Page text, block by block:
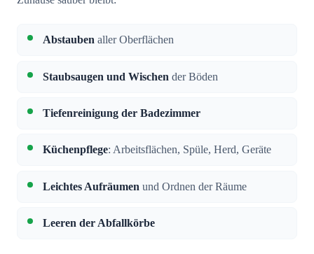
Abstauben aller Oberflächen
Staubsaugen und Wischen der Böden
Tiefenreinigung der Badezimmer
Küchenpflege: Arbeitsflächen, Spüle, Herd, Geräte
Leichtes Aufräumen und Ordnen der Räume
Leeren der Abfallkörbe